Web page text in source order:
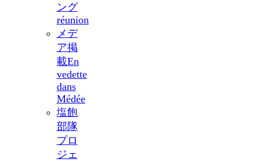
ング
réunion
メデ
ア掲
載En
vedette
dans
Médée
塩飽
部隊
プロ
ジェ